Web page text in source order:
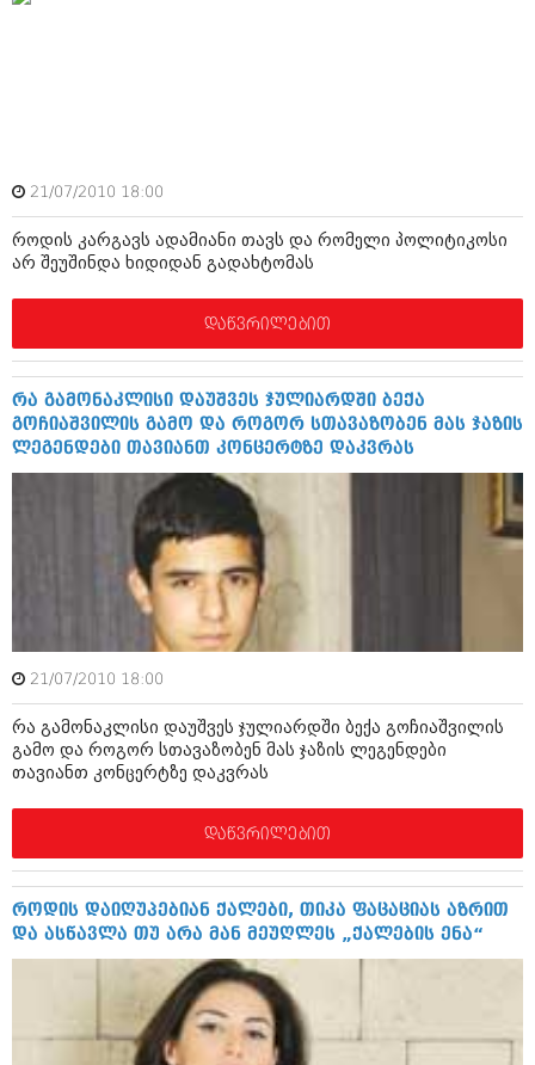
ივლისი 2013 (182)
ივნისი 2013 (212)
მაისი 2013 (259)
აპრილი 2013 (304)
თებერვალი 2013 (204)
დეკემბერი 2012 (98)
ოქტომბერი 2012 (350)
სექტემბერი 2012 (264)
აგვისტო 2012 (268)
ივლისი 2012 (322)
ივნისი 2012 (282)
მაისი 2012 (240)
აპრილი 2012 (294)
მარტი 2012 (259)
თებერვალი 2012 (376)
იანვარი 2012 (322)
ნოემბერი 2011 (471)
ოქტომბერი 2011 (754)
აგვისტო 2011 (249)
ივლისი 2011 (400)
ივნისი 2011 (438)
მარტი 2011 (654)
იანვარი 2011 (647)
(157)
დეკემბერი 2010 (881)
ნოემბერი 2010 (422)
ოქტომბერი 2010 (341)
სექტემბერი 2010 (449)
აგვისტო 2010 (461)
ივლისი 2010 (556)
21/07/2010 18:00
როდის კარგავს ადამიანი თავს და რომელი პოლიტიკოსი
არ შეუშინდა ხიდიდან გადახტომას
დაწვრილებით
რა გამონაკლისი დაუშვეს ჯულიარდში ბექა
გოჩიაშვილის გამო და როგორ სთავაზობენ მას ჯაზის
ლეგენდები თავიანთ კონცერტზე დაკვრას
21/07/2010 18:00
რა გამონაკლისი დაუშვეს ჯულიარდში ბექა გოჩიაშვილის
გამო და როგორ სთავაზობენ მას ჯაზის ლეგენდები
თავიანთ კონცერტზე დაკვრას
დაწვრილებით
როდის დაიღუპებიან ქალები, თიკა ფაცაციას აზრით
და ასწავლა თუ არა მან მეუღლეს „ქალების ენა“